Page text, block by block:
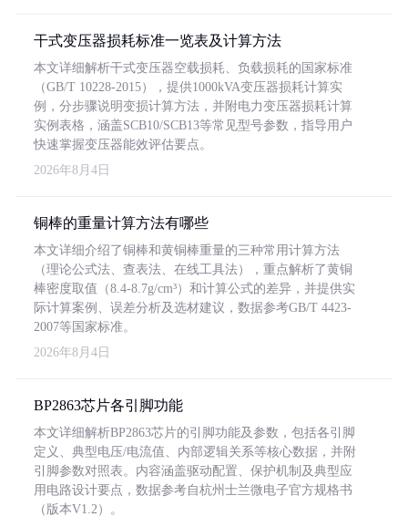
干式变压器损耗标准一览表及计算方法
本文详细解析干式变压器空载损耗、负载损耗的国家标准
（GB/T 10228-2015），提供1000kVA变压器损耗计算实
例，分步骤说明变损计算方法，并附电力变压器损耗计算
实例表格，涵盖SCB10/SCB13等常见型号参数，指导用户
快速掌握变压器能效评估要点。
2026年8月4日
铜棒的重量计算方法有哪些
本文详细介绍了铜棒和黄铜棒重量的三种常用计算方法
（理论公式法、查表法、在线工具法），重点解析了黄铜
棒密度取值（8.4-8.7g/cm³）和计算公式的差异，并提供实
际计算案例、误差分析及选材建议，数据参考GB/T 4423-
2007等国家标准。
2026年8月4日
BP2863芯片各引脚功能
本文详细解析BP2863芯片的引脚功能及参数，包括各引脚
定义、典型电压/电流值、内部逻辑关系等核心数据，并附
引脚参数对照表。内容涵盖驱动配置、保护机制及典型应
用电路设计要点，数据参考自杭州士兰微电子官方规格书
（版本V1.2）。